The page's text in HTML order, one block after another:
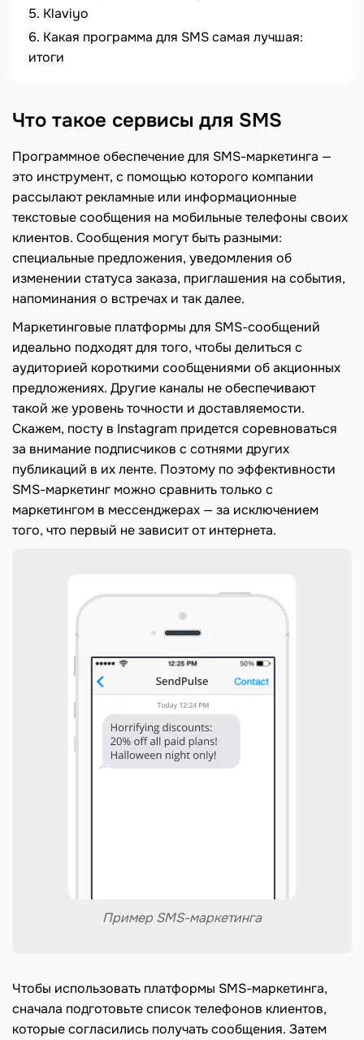
Klaviyo
Какая программа для SMS самая лучшая:
итоги
Что такое сервисы для SMS
Программное обеспечение для SMS-маркетинга —
это инструмент, с помощью которого компании
рассылают рекламные или информационные
текстовые сообщения на мобильные телефоны своих
клиентов. Сообщения могут быть разными:
специальные предложения, уведомления об
изменении статуса заказа, приглашения на события,
напоминания о встречах и так далее.
Маркетинговые платформы для SMS-сообщений
идеально подходят для того, чтобы делиться с
аудиторией короткими сообщениями об акционных
предложениях. Другие каналы не обеспечивают
такой же уровень точности и доставляемости.
Скажем, посту в Instagram придется соревноваться
за внимание подписчиков с сотнями других
публикаций в их ленте. Поэтому по эффективности
SMS-маркетинг можно сравнить только с
маркетингом в мессенджерах — за исключением
того, что первый не зависит от интернета.
Пример SMS-маркетинга
Чтобы использовать платформы SMS-маркетинга,
сначала подготовьте список телефонов клиентов,
которые согласились получать сообщения. Затем